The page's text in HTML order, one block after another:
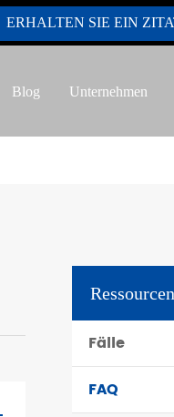
ERHALTEN SIE EIN
Blog Unternehmen
Ressourcen
Fälle
FAQ